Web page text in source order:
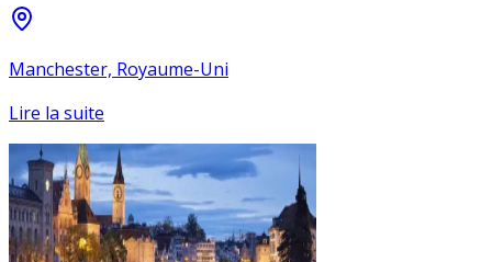
Manchester, Royaume-Uni
Lire la suite